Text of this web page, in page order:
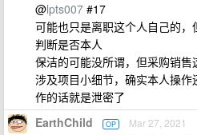
@lpts007 #17
可能也只是离职这个人自己的
判断是否本人
保洁的可能没所谓，但采购销
涉及项目小细节，确实本人操
作的话就是泄密了
EarthChild OP Mar 27, 2021